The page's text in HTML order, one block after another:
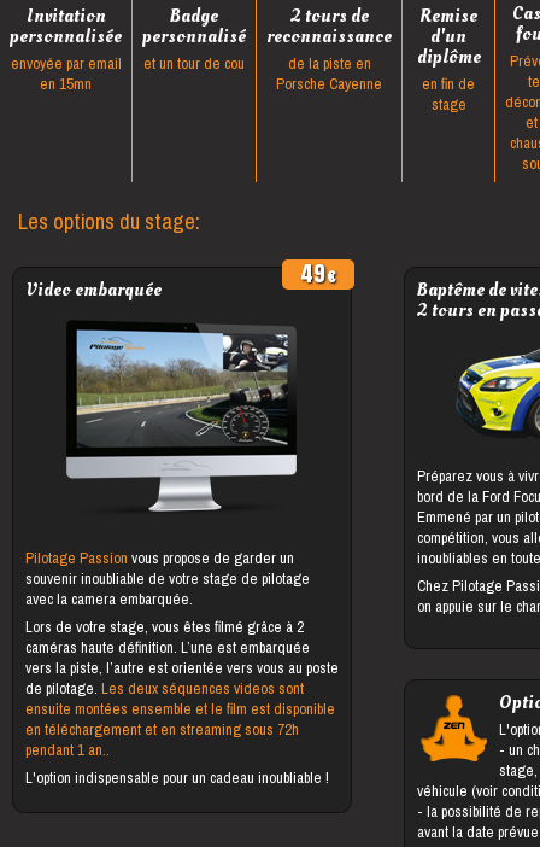
Invitation
personnalisée
envoyée par email
en 15mn
Badge
personnalisé
et un tour de cou
2 tours de
reconnaissance
de la piste en
Porsche Cayenne
Remise
d'un
diplôme
en fin de
stage
Les options du stage:
Video embarquée
49
Pilotage Passionvous propose de garder un
souvenir inoubliable de votre stage de pilotage
avec la camera embarquée.
Lors de votre stage, vous êtes filmé grâce à 2
caméras haute définition. L’une est embarquée
vers la piste, l’autre est orientée vers vous au poste
de pilotage.Les deux séquences videos sont
ensuite montées ensemble et le film est disponible
en téléchargement et en streaming sous 72h
pendant 1 an..
L'option indispensable pour un cadeau inoubliable !
Baptême de
2 tours en
Préparez vous à
bord de la Ford
Emmené par un
compétition, vous
inoubliables en
Chez Pilotage
on appuie sur le
- un changement du bénéficiaire du
véhicule (voir
- la possibilité de reporter le stage jusqu'à 5 jours
avant la date